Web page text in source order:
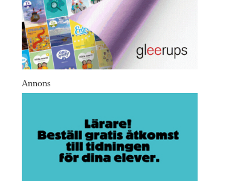
Annons